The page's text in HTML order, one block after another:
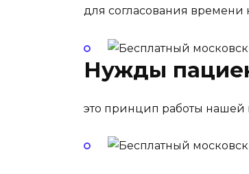
для согласования времени
Нужды
это принцип работы нашей